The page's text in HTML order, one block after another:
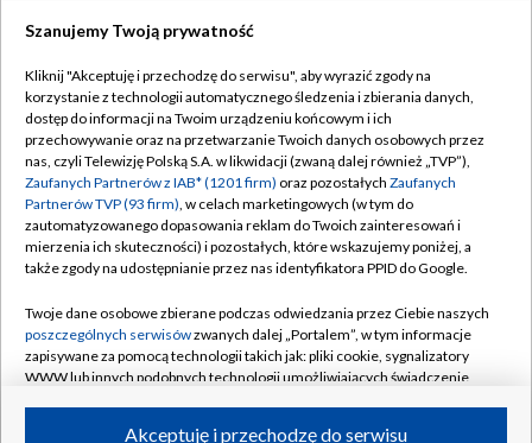
TVP
Abonament TVP
Emisja w TVP
Centrum informacji TVP
Naziemna Telewizja Cyfrowa
Rada Programowa
System NOS
Informacje o nadawcy
Regulamin TVP
Polityka prywatności
Moje zgody
Pomoc
Kontakt
Kanały
Szanujemy Twoją prywatność
Kliknij "Akceptuję i przechodzę do serwisu", aby wyrazić zgody na
korzystanie z technologii automatycznego śledzenia i zbierania danych,
dostęp do informacji na Twoim urządzeniu końcowym i ich
przechowywanie oraz na przetwarzanie Twoich danych osobowych przez
nas, czyli Telewizję Polską S.A. w likwidacji (zwaną dalej również „TVP”),
Zaufanych Partnerów z IAB* (1201 firm) oraz pozostałych Zaufanych
Partnerów TVP (93 firm), w celach marketingowych (w tym do
zautomatyzowanego dopasowania reklam do Twoich zainteresowań i
mierzenia ich skuteczności) i pozostałych, które wskazujemy poniżej, a
także zgody na udostępnianie przez nas identyfikatora PPID do Google.
Twoje dane osobowe zbierane podczas odwiedzania przez Ciebie naszych
poszczególnych serwisówzwanych dalej „Portalem”, w tym informacje
zapisywane za pomocą technologii takich jak: pliki cookie, sygnalizatory
WWW lub innych podobnych technologii umożliwiających świadczenie
Akceptuję i przechodzę do serwisu